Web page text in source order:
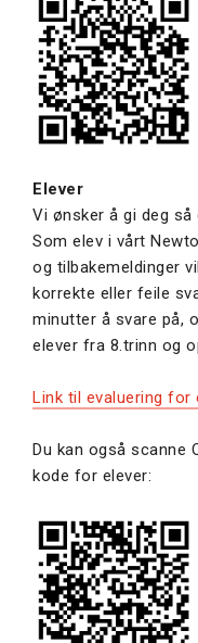
Elever
Vi ønsker å gi deg så
Som elev i vårt
og tilbakemeldinger
korrekte eller feile
minutter å svare på,
elever fra 8.trinn og
Link til evaluering for
Du kan også scanne
kode for elever: